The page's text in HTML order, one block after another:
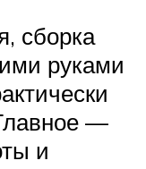
сборка
руками
—
и